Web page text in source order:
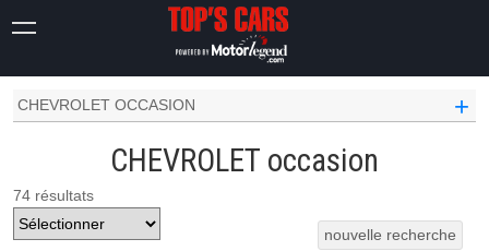
OCCASION VOITURE
CHEVROLET OCCASION
+
CHEVROLET occasion
74 résultats
nouvelle recherche